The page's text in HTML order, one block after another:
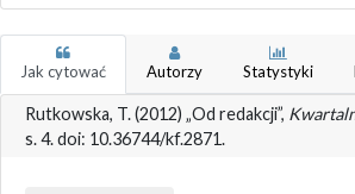
Jak cytować Autorzy Statystyki
Rutkowska, T. (2012) „Od redakcji”,
s. 4. doi: 10.36744/kf.2871.